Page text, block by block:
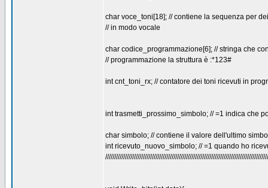
char voce_toni[18]; // contiene la sequenza per
// in modo vocale
char codice_programmazione[6]; // stringa che
// programmazione la struttura è :*123#
int cnt_toni_rx; // contatore dei toni ricevuti in
int trasmetti_prossimo_simbolo; // =1 indica che
char simbolo; // contiene il valore dell'ultimo
int ricevuto_nuovo_simbolo; // =1 quando ho